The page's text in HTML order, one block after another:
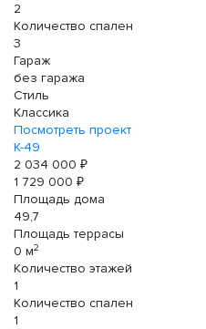
2
Количество спален
3
Гараж
без гаража
Стиль
Классика
Посмотреть проект
К-49
2 034 000 ₽
1 729 000 ₽
Площадь дома
49,7
Площадь террасы
0 м2
Количество этажей
1
Количество спален
1